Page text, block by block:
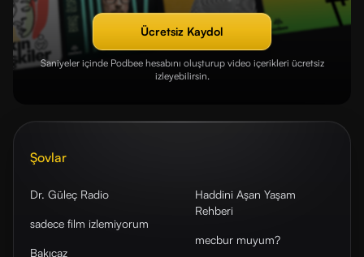
Ücretsiz Kaydol
Saniyeler içinde Podbee hesabını oluşturup video içerikleri ücretsiz
izleyebilirsin.
Şovlar
Dr. Güleç Radio
sadece film izlemiyorum
Bakıcaz
Haddini Aşan Yaşam
Rehberi
mecbur muyum?